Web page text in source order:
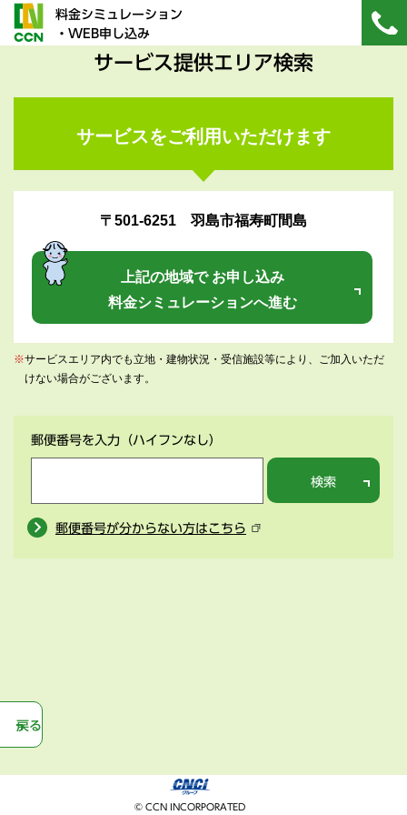
料金シミュレーション
・WEB申し込み
サービス提供エリア検索
サービスをご利用いただけます
〒501-6251 羽島市福寿町間島
上記の地域で お申し込み
料金シミュレーションへ進む
※サービスエリア内でも立地・建物状況・受信施設等により、ご加入いただ
けない場合がございます。
郵便番号を入力 （ハイフンなし）
検索
郵便番号が分からない方はこちら
戻る
© CCN INCORPORATED